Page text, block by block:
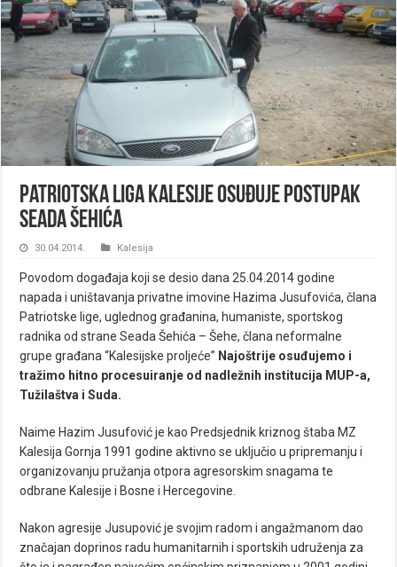
Patriotska liga Kalesije osuđuje postupak
Seada Šehića
30.04.2014. Kalesija
Povodom događaja koji se desio dana 25.04.2014 godine
napada i uništavanja privatne imovine Hazima Jusufovića, člana
Patriotske lige, uglednog građanina, humaniste, sportskog
radnika od strane Seada Šehića – Šehe, člana neformalne
grupe građana “Kalesijske proljeće” Najoštrije osuđujemo i
tražimo hitno procesuiranje od nadležnih institucija MUP-a,
Tužilaštva i Suda.
Naime Hazim Jusufović je kao Predsjednik kriznog štaba MZ
Kalesija Gornja 1991 godine aktivno se uključio u pripremanju i
organizovanju pružanja otpora agresorskim snagama te
odbrane Kalesije i Bosne i Hercegovine.
Nakon agresije Jusupović je svojim radom i angažmanom dao
značajan doprinos radu humanitarnih i sportskih udruženja za